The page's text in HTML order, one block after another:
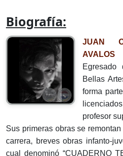
Biografía:
JUAN
AVALOS
Egresado
Bellas
forma
profesor
Sus primeras obras se
carrera, breves obras infanto-
cual denominó “CUADERNO